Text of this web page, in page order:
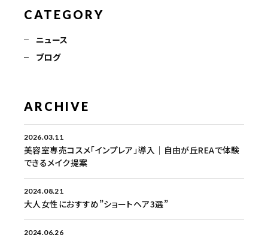
CATEGORY
ニュース
ブログ
ARCHIVE
2026.03.11
美容室専売コスメ「インプレア」導入｜自由が丘REAで体験
できるメイク提案
2024.08.21
大人女性におすすめ”ショートヘア3選”
2024.06.26